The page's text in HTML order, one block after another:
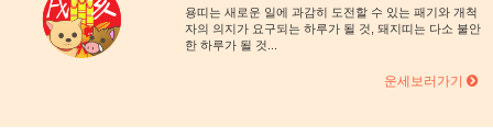
용띠는 새로운 일에 과감히 도전할 수 있는 패기와 개척
자의 의지가 요구되는 하루가 될 것, 돼지띠는 다소 불안
한 하루가 될 것...
운세보러가기